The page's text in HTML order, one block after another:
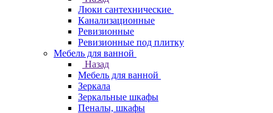
Люки сантехнические
Канализационные
Ревизионные
Ревизионные под плитку
Мебель для ванной
Назад
Мебель для ванной
Зеркала
Зеркальные шкафы
Пеналы, шкафы